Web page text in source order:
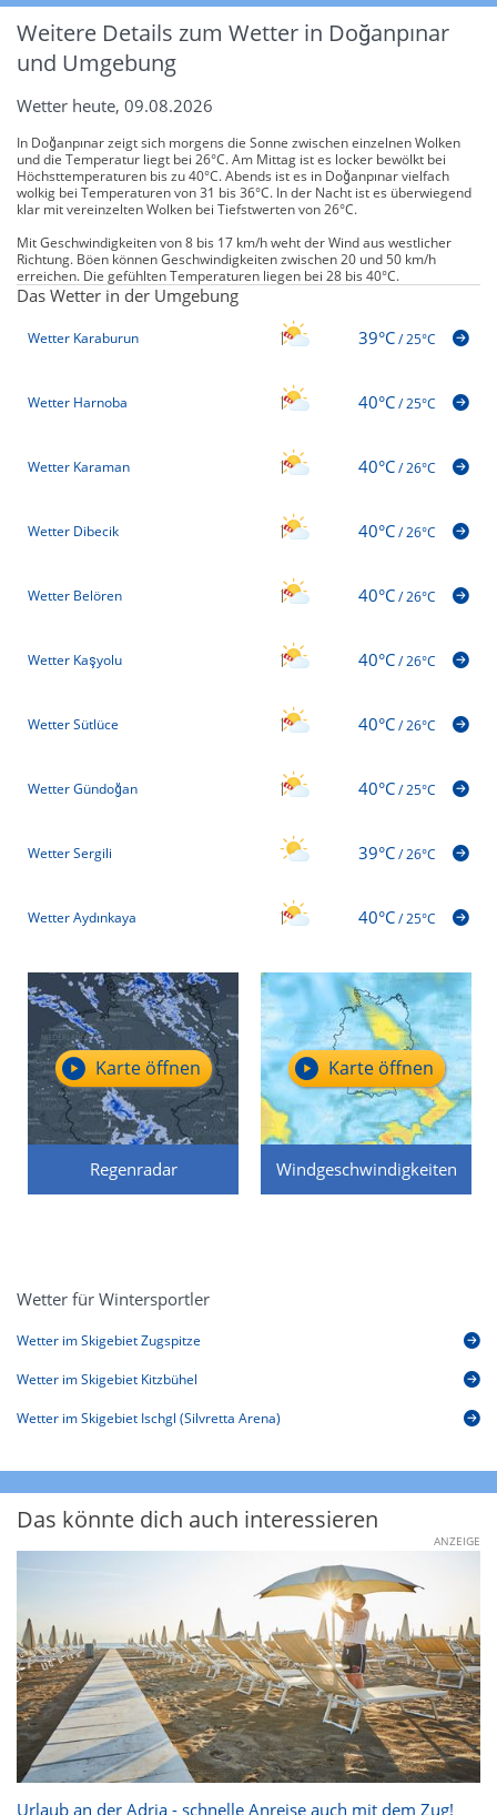
Weitere Details zum Wetter in Doğanpınar
und Umgebung
Wetter heute, 09.08.2026
In Doğanpınar zeigt sich morgens die Sonne zwischen einzelnen Wolken
und die Temperatur liegt bei 26°C. Am Mittag ist es locker bewölkt bei
Höchsttemperaturen bis zu 40°C. Abends ist es in Doğanpınar vielfach
wolkig bei Temperaturen von 31 bis 36°C. In der Nacht ist es überwiegend
klar mit vereinzelten Wolken bei Tiefstwerten von 26°C.
Mit Geschwindigkeiten von 8 bis 17 km/h weht der Wind aus westlicher
Richtung. Böen können Geschwindigkeiten zwischen 20 und 50 km/h
erreichen. Die gefühlten Temperaturen liegen bei 28 bis 40°C.
Das Wetter in der Umgebung
Wetter Karaburun 39°C/25°C
Wetter Harnoba 40°C/25°C
Wetter Karaman 40°C/26°C
Wetter Dibecik 40°C/26°C
Wetter Belören 40°C/26°C
Wetter Kaşyolu 40°C/26°C
Wetter Sütlüce 40°C/26°C
Wetter Gündoğan 40°C/25°C
Wetter Sergili 39°C/26°C
Wetter Aydınkaya 40°C/25°C
Regenradar
Karte öffnen
Windgeschwindigkeiten
Karte öffnen
Wetter für Wintersportler
Wetter im Skigebiet Zugspitze
Wetter im Skigebiet Kitzbühel
Wetter im Skigebiet Ischgl (Silvretta Arena)
Das könnte dich auch interessieren
ANZEIGE
Urlaub an der Adria - schnelle Anreise auch mit dem Zug!